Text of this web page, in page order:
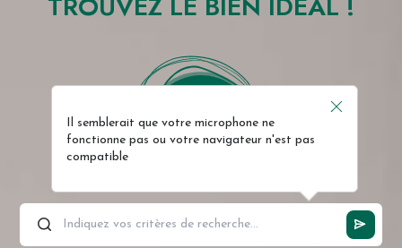
Il semblerait que votre microphone ne
fonctionne pas ou votre navigateur n'est pas
compatible